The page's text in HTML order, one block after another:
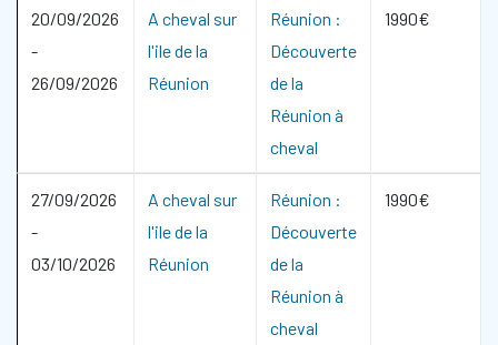
20/09/2026
-
26/09/2026
A cheval sur
l'ile de la
Réunion
Réunion :
Découverte
de la
Réunion à
cheval
1990€
27/09/2026
-
03/10/2026
A cheval sur
l'ile de la
Réunion
Réunion :
Découverte
de la
Réunion à
cheval
1990€